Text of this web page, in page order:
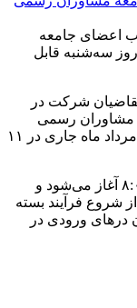
اعضای جامعه
رسمی مالیاتی ایران سال ۱۴۰۲ از روز سه‌شنبه قابل
شرکت در
مشاوران رسمی
مالیاتی ایران سال ۱۴۰۲ صبح روز جمعه، ۲۷ مرداد ماه جاری در ۱۱
فرآیند برگزاری آزمون فوق صبح از ساعت ۸:۰۰ آغاز می‌شود و
شروع فرآیند بسته
درهای ورودی در